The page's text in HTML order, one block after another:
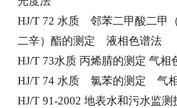
HJ/T 72 水质 邻苯二甲酸二甲（
二辛）酯的测定 液相色谱法
HJ/T 73水质 丙烯腈的测定 气相
HJ/T 74 水质 氯苯的测定 气
HJ/T 91-2002 地表水和污水监测